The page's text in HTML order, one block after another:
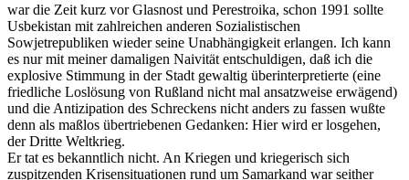
war die Zeit kurz vor Glasnost und Perestroika, schon 1991 sollte
Usbekistan mit zahlreichen anderen Sozialistischen
Sowjetrepubliken wieder seine Unabhängigkeit erlangen. Ich kann
es nur mit meiner damaligen Naivität entschuldigen, daß ich die
explosive Stimmung in der Stadt gewaltig überinterpretierte (eine
friedliche Loslösung von Rußland nicht mal ansatzweise erwägend)
und die Antizipation des Schreckens nicht anders zu fassen wußte
denn als maßlos übertriebenen Gedanken: Hier wird er losgehen,
der Dritte Weltkrieg.
Er tat es bekanntlich nicht. An Kriegen und kriegerisch sich
zuspitzenden Krisensituationen rund um Samarkand war seither